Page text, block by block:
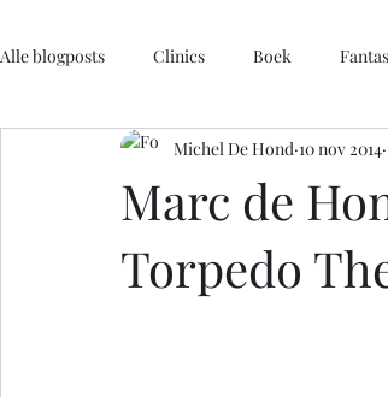
Alle blogposts Clinics Boek
Leuke filmpjes Nieuws
Rolstoelbasketbal Radio Spreker
Marc de
Torpedo
Michel De Hond 10 nov 2014